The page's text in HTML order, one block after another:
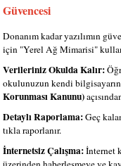
Güvencesi
Donanım kadar yazılımın
için "Yerel Ağ Mimarisi"
Verileriniz Okulda Kalır:
okulunuzun kendi
Korunması Kanunu)
Detaylı Raporlama:Geç
tıkla raporlanır.
İnternetsiz Çalışma:İnternet